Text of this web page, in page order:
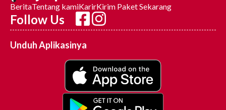
BeritaTentang kamiKarirKirim Paket Sekarang
Follow Us
Unduh Aplikasinya